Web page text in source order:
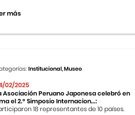
más
Institucional, Museo
02/2025
Asociación Peruano Japonesa celebró en
el 2.º Simposio Internacion...:
18 representantes de 10 países.